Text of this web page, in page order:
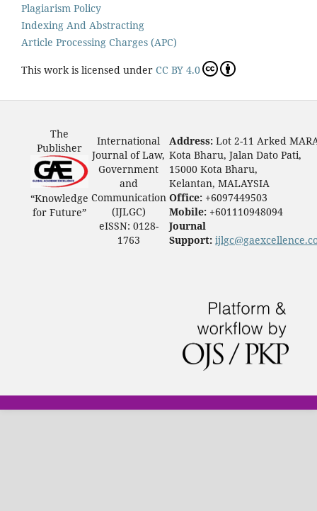
Plagiarism Policy
Indexing And Abstracting
Article Processing Charges (APC)
This work is licensed under CC BY 4.0
The
Publisher
“Knowledge
for Future”
International
Journal of Law,
Government
and
Communication
(IJLGC)
eISSN: 0128-
1763
Address: Lot 2-11 Arked
Kota Bharu, Jalan Dato Pati,
15000 Kota Bharu,
Kelantan, MALAYSIA
Office: +6097449503
Mobile: +601110948094
Journal
Support: